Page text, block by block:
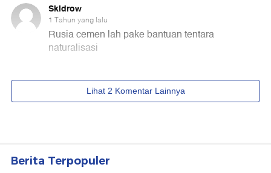
Berita Terpopuler